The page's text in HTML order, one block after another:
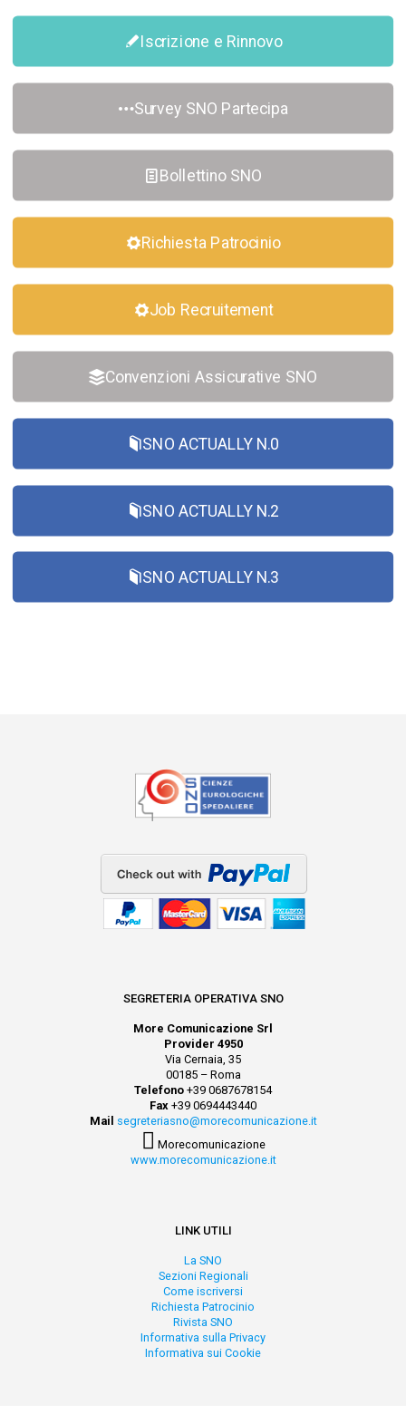
Iscrizione e Rinnovo
Survey SNO Partecipa
Bollettino SNO
Richiesta Patrocinio
Job Recruitement
Convenzioni Assicurative SNO
SNO ACTUALLY N.0
SNO ACTUALLY N.2
SNO ACTUALLY N.3
SEGRETERIA OPERATIVA SNO
More Comunicazione Srl
Provider 4950
Via Cernaia, 35
00185 – Roma
Telefono +39 0687678154
Fax +39 0694443440
Mail segreteriasno@morecomunicazione.it
Morecomunicazione
www.morecomunicazione.it
LINK UTILI
La SNO
Sezioni Regionali
Come iscriversi
Richiesta Patrocinio
Rivista SNO
Informativa sulla Privacy
Informativa sui Cookie